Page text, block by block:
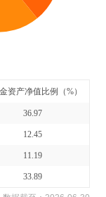
资产净值比例（%）
36.97
12.45
11.19
33.89